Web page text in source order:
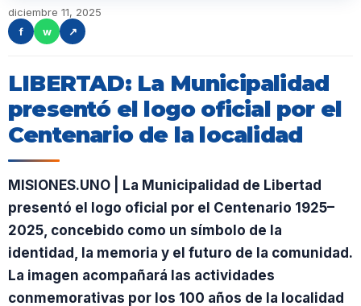
diciembre 11, 2025
f
w ↗
LIBERTAD: La Municipalidad
presentó el logo oficial por el
Centenario de la localidad
MISIONES.UNO | La Municipalidad de Libertad
presentó el logo oficial por el Centenario 1925–
2025, concebido como un símbolo de la
identidad, la memoria y el futuro de la comunidad.
La imagen acompañará las actividades
conmemorativas por los 100 años de la localidad